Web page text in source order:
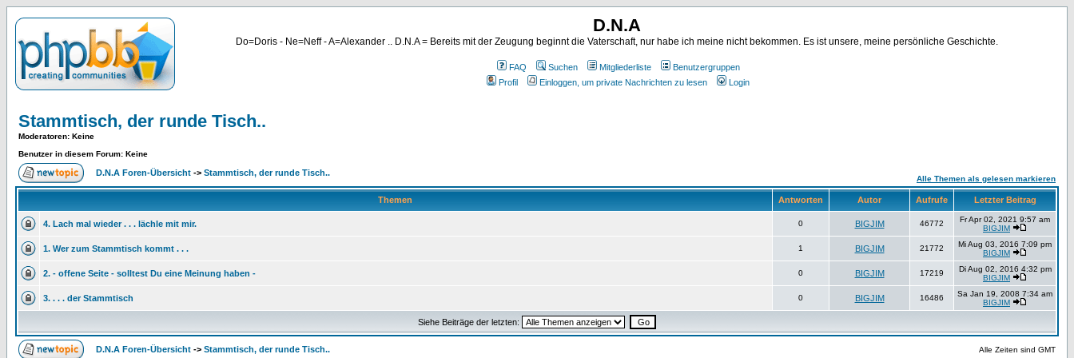
D.N.A
Do=Doris - Ne=Neff - A=Alexander .. D.N.A = Bereits mit der Zeugung beginnt die Vaterschaft, nur habe ich meine nicht bekommen. Es ist unsere, meine persönliche Geschichte.
FAQ Suchen Mitgliederliste
Benutzergruppen
Profil
Einloggen, um private Nachrichten zu lesen Login
Stammtisch, der runde Tisch..
Moderatoren: Keine
Benutzer in diesem Forum: Keine
D.N.A Foren-Übersicht -> Stammtisch, der runde Tisch..
Alle Themen als gelesen markieren
Themen Antworten Autor Aufrufe Letzter Beitrag
4. Lach mal wieder . . . lächle mit mir. 0 BIGJIM 46772
Fr Apr 02, 2021 9:57 am
BIGJIM
1. Wer zum Stammtisch kommt . . . 1 BIGJIM 21772
Mi Aug 03, 2016 7:09 pm
BIGJIM
2. - offene Seite - solltest Du eine Meinung haben - 0 BIGJIM 17219
Di Aug 02, 2016 4:32 pm
BIGJIM
3. . . . der Stammtisch 0 BIGJIM 16486
Sa Jan 19, 2008 7:34 am
BIGJIM
Siehe Beiträge der letzten:
D.N.A Foren-Übersicht -> Stammtisch, der runde Tisch.. Alle Zeiten sind GMT